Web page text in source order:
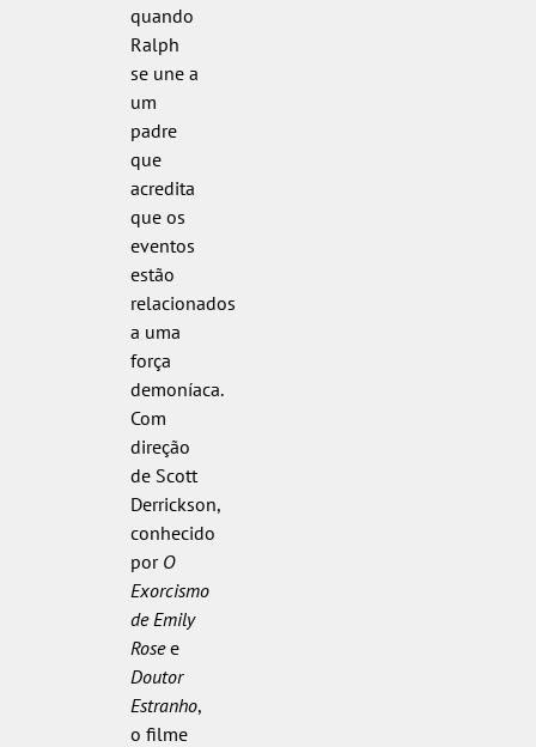
quando
Ralph
se une a
um
padre
que
acredita
que os
eventos
estão
relacionados
a uma
força
demoníaca.
Com
direção
de Scott
Derrickson,
conhecido
por O
Exorcismo
de Emily
Rosee
Doutor
Estranho,
o filme